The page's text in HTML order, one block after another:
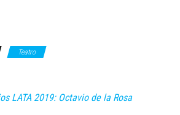
Teatro
LATA 2019: Octavio de la Rosa